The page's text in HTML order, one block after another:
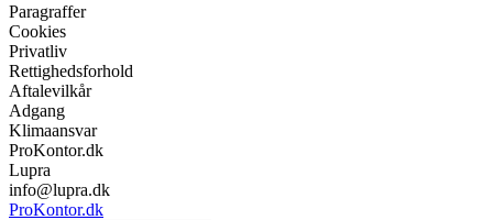
Paragraffer
Cookies
Privatliv
Rettighedsforhold
Aftalevilkår
Adgang
Klimaansvar
ProKontor.dk
Lupra
info@lupra.dk
ProKontor.dk